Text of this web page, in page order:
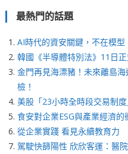
最熱門的話題
AI時代的資安關鍵，不在模型
韓國《半導體特別法》11日
金門再見海漂豬！未來離島
檢！
美股「23小時全時段交易制
食安對企業ESG與產業經濟的
從企業實踐 看見永續教育力
駕駛快篩陽性 欣欣客運：醫